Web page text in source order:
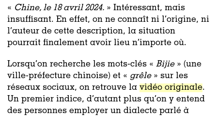
« Chine, le 18 avril 2024. » Intéressant, mais
insuffisant. En effet, on ne connaît ni l’origine, ni
l’auteur de cette description, la situation
pourrait finalement avoir lieu n’importe où.
Lorsqu’on recherche les mots-clés « Bijie» (une
ville-préfecture chinoise) et « grêle» sur les
réseaux sociaux, on retrouve la vidéo originale.
Un premier indice, d’autant plus qu’on y entend
des personnes employer un dialecte parlé à